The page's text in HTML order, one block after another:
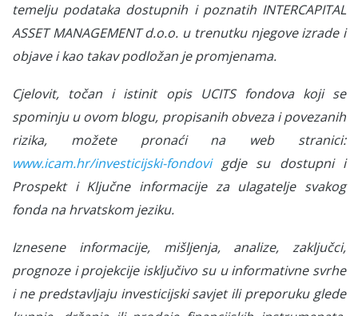
temelju podataka dostupnih i poznatih INTERCAPITAL
ASSET MANAGEMENT d.o.o. u trenutku njegove izrade i
objave i kao takav podložan je promjenama.
Cjelovit, točan i istinit opis UCITS fondova koji se
spominju u ovom blogu, propisanih obveza i povezanih
rizika, možete pronaći na web stranici:
www.icam.hr/investicijski-fondovigdje su dostupni i
Prospekt i Ključne informacije za ulagatelje svakog
fonda na hrvatskom jeziku.
Iznesene informacije, mišljenja, analize, zaključci,
prognoze i projekcije isključivo su u informativne svrhe
i ne predstavljaju investicijski savjet ili preporuku glede